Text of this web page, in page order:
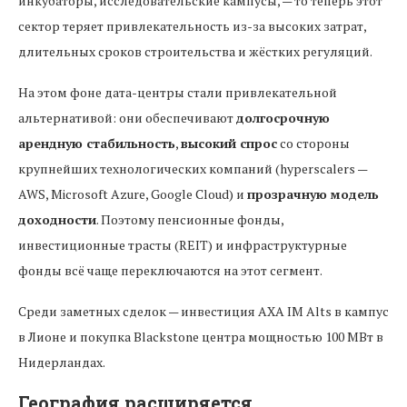
сектор теряет привлекательность из-за высоких затрат,
длительных сроков строительства и жёстких регуляций.
На этом фоне дата-центры стали привлекательной
альтернативой: они обеспечиваютдолгосрочную
арендную стабильность,высокий спроссо стороны
крупнейших технологических компаний (hyperscalers —
AWS, Microsoft Azure, Google Cloud) и прозрачную модель
доходности. Поэтому пенсионные фонды,
инвестиционные трасты (REIT) и инфраструктурные
фонды всё чаще переключаются на этот сегмент.
Среди заметных сделок — инвестиция AXA IM Alts в кампус
в Лионе и покупка Blackstone центра мощностью 100 МВт в
Нидерландах.